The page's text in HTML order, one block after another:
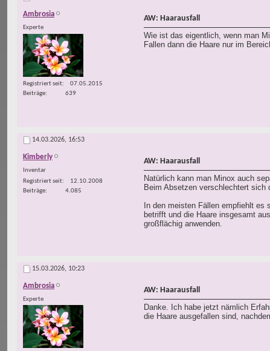
Ambrosia
Experte
Registriert seit
07.05.2015
Beiträge
639
AW: Haarausfall
Wie ist das eigentlich, wenn man
Fallen dann die Haare nur im
14.03.2026, 16:53
Kimberly
Inventar
Registriert seit
12.10.2008
Beiträge
4.085
AW: Haarausfall
Natürlich kann man Minox auch
Beim Absetzen verschlechtert sich
In den meisten Fällen empfiehlt es
betrifft und die Haare insgesamt
großflächig anwenden.
15.03.2026, 10:23
Ambrosia
Experte
AW: Haarausfall
Danke. Ich habe jetzt nämlich
die Haare ausgefallen sind,